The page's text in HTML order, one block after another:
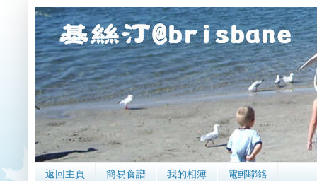
返回主頁 簡易食譜 我的相簿 電郵聯絡